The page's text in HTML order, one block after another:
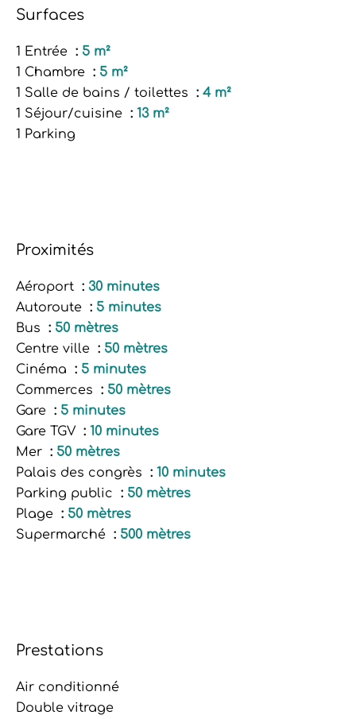
Surfaces
1 Entrée
5 m²
1 Chambre
5 m²
1 Salle de bains / toilettes
4 m²
1 Séjour/cuisine
13 m²
1 Parking
Proximités
Aéroport
30 minutes
Autoroute
5 minutes
Bus
50 mètres
Centre ville
50 mètres
Cinéma
5 minutes
Commerces
50 mètres
Gare
5 minutes
Gare TGV
10 minutes
Mer
50 mètres
Palais des congrès
10 minutes
Parking public
50 mètres
Plage
50 mètres
Supermarché
500 mètres
Prestations
Air conditionné
Double vitrage